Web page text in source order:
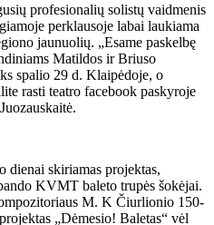
profesionalių solistų vaidmenis
perklausoje labai laukiama
jaunuolių. „Esame paskelbę
Matildos ir Briuso
spalio 29 d. Klaipėdoje, o
rasti teatro facebook paskyroje
dienai skiriamas projektas,
KVMT baleto trupės šokėjai.
M. K Čiurlionio 150-
„Dėmesio! Baletas“ vėl